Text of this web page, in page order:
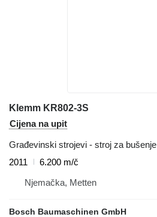
Klemm KR802-3S
Cijena na upit
Građevinski strojevi - stroj za bušenje
2011
6.200 m/č
Njemačka, Metten
Bosch Baumaschinen GmbH